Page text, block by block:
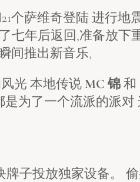
个萨维奇登陆 进行地
七年后返回,准备放下
间推出新音乐,
光 本地传说 MC 锦和
为了一个流派的派对
子投放独家设备。